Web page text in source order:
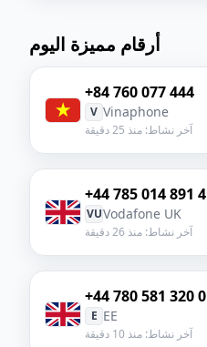
أرقام مميزة اليوم
+84 760 077 444
V Vinaphone
آخر نشاط: منذ 25 دقيقة
+44 785 014 891 4
VUVodafone UK
آخر نشاط: منذ 26 دقيقة
+44 780 581 320 0
E EE
آخر نشاط: منذ 10 دقيقة